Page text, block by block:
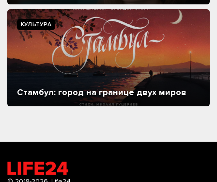
КУЛЬТУРА
Стамбул: город на границе двух миров